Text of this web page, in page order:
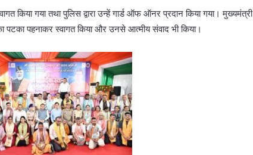
किया गया तथा पुलिस द्वारा उन्हें गार्ड ऑफ ऑनर प्रदान किया गया। मुख्यमंत्री
पटका पहनाकर स्वागत किया और उनसे आत्मीय संवाद भी किया।